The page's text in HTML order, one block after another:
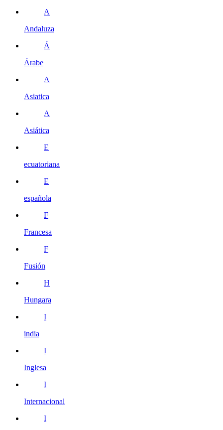
A
Andaluza
Á
Árabe
A
Asiatica
A
Asiática
E
ecuatoriana
E
española
F
Francesa
F
Fusión
H
Hungara
I
india
I
Inglesa
I
Internacional
I